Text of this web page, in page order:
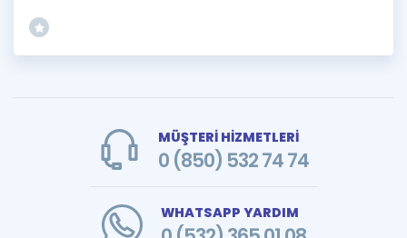
MÜŞTERİ HİZMETLERİ
0 (850) 532 74 74
WHATSAPP YARDIM